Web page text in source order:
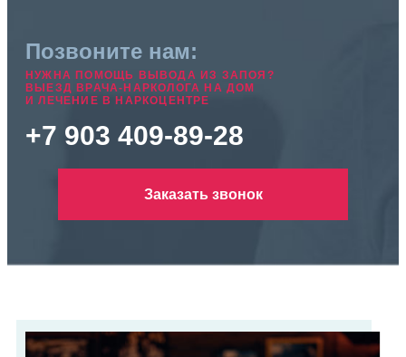
Позвоните нам:
НУЖНА ПОМОЩЬ ВЫВОДА ИЗ ЗАПОЯ?
ВЫЕЗД ВРАЧА-НАРКОЛОГА НА ДОМ
И ЛЕЧЕНИЕ В НАРКОЦЕНТРЕ
+7 903 409-89-28
Заказать звонок